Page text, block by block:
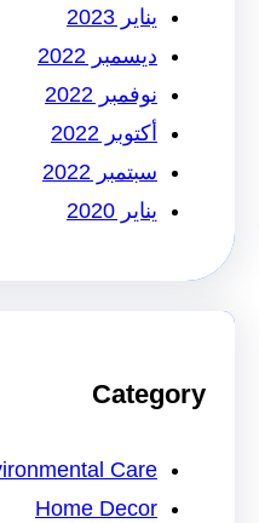
يناير 2023
ديسمبر 2022
نوفمبر 2022
أكتوبر 2022
سبتمبر 2022
يناير 2020
Category
Environmental Care
Home Decor